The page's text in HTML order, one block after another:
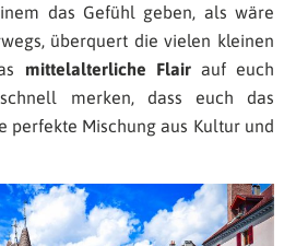
das Gefühl geben, als wäre
überquert die vielen kleinen
mittelalterliche Flairauf euch
merken, dass euch das
perfekte Mischung aus Kultur und